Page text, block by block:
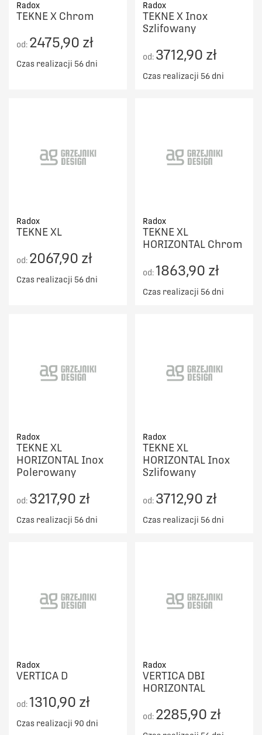
Radox
TEKNE X Chrom
od: 2475,90 zł
Czas realizacji 56 dni
Radox
TEKNE X Inox
Szlifowany
od: 3712,90 zł
Czas realizacji 56 dni
Radox
TEKNE XL
od: 2067,90 zł
Czas realizacji 56 dni
Radox
TEKNE XL
HORIZONTAL Chrom
od:1863,90 zł
Czas realizacji 56 dni
Radox
TEKNE XL
HORIZONTAL Inox
Polerowany
od: 3217,90 zł
Czas realizacji 56 dni
Radox
TEKNE XL
HORIZONTAL Inox
Szlifowany
od: 3712,90 zł
Czas realizacji 56 dni
Radox
VERTICA D
od:1310,90 zł
Czas realizacji 90 dni
Radox
VERTICA DBI
HORIZONTAL
od: 2285,90 zł